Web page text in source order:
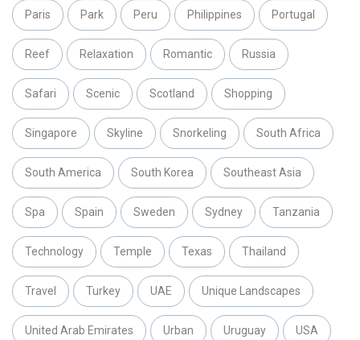
Paris Park Peru Philippines Portugal
Reef Relaxation Romantic Russia
Safari Scenic Scotland Shopping
Singapore Skyline Snorkeling South Africa
South America South Korea Southeast Asia
Spa Spain Sweden Sydney Tanzania
Technology Temple Texas Thailand
Travel Turkey UAE Unique Landscapes
United Arab Emirates Urban Uruguay USA